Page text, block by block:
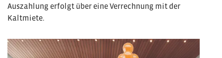
Auszahlung erfolgt über eine Verrechnung mit der
Kaltmiete.